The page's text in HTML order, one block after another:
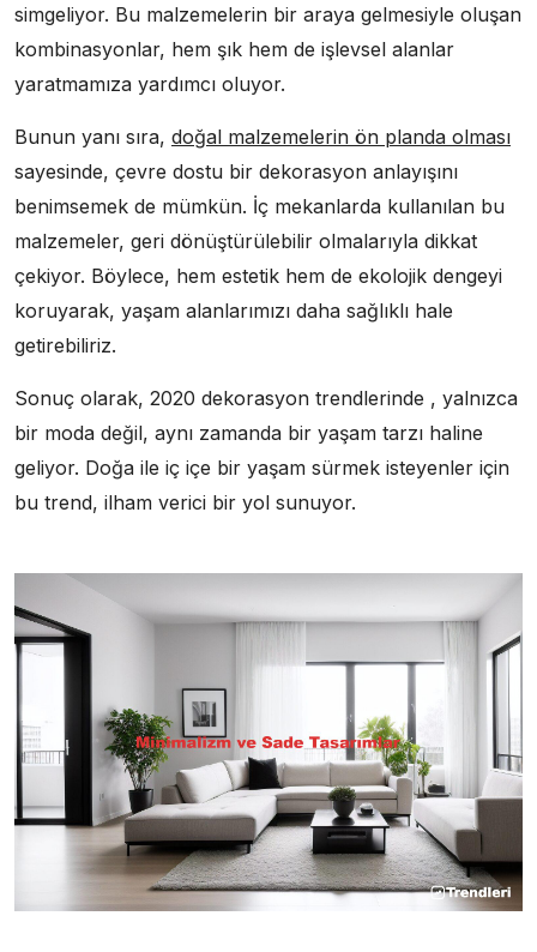
simgeliyor. Bu malzemelerin bir araya gelmesiyle oluşan
kombinasyonlar, hem şık hem de işlevsel alanlar
yaratmamıza yardımcı oluyor.
Bunun yanı sıra, doğal malzemelerin ön planda olması
sayesinde, çevre dostu bir dekorasyon anlayışını
benimsemek de mümkün. İç mekanlarda kullanılan bu
malzemeler, geri dönüştürülebilir olmalarıyla dikkat
çekiyor. Böylece, hem estetik hem de ekolojik dengeyi
koruyarak, yaşam alanlarımızı daha sağlıklı hale
getirebiliriz.
Sonuç olarak, 2020 dekorasyon trendlerinde , yalnızca
bir moda değil, aynı zamanda bir yaşam tarzı haline
geliyor. Doğa ile iç içe bir yaşam sürmek isteyenler için
bu trend, ilham verici bir yol sunuyor.